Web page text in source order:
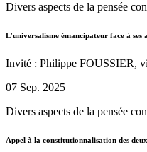
Divers aspects de la pensée
L’universalisme émancipateur face à ses
Invité : Philippe FOUSSIER,
07 Sep. 2025
Divers aspects de la pensée
Appel à la constitutionnalisation des